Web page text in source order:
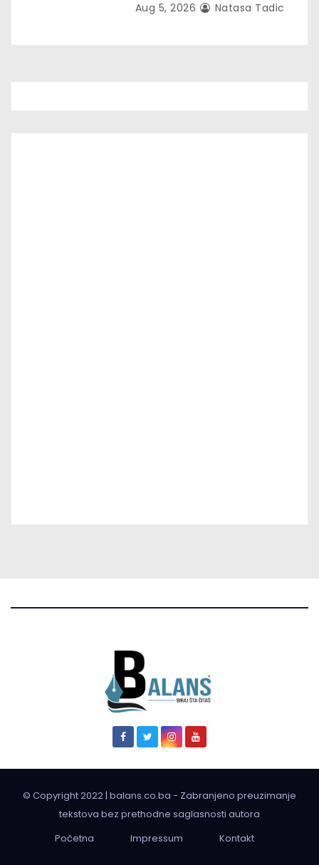
Aug 5, 2026 Natasa Tadic
© Copyright 2022 | balans.co.ba - Zabranjeno preuzimanje
tekstova bez prethodne saglasnosti autora
Početna
Impressum Kontakt